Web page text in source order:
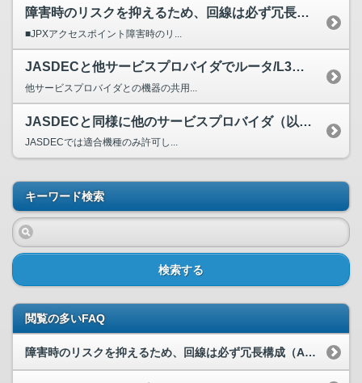
障害時のリスクを抑えるため、回線は必ず冗長構成（AP、1系/2系など）にしなければなりませんか。各サービスプロバイダ（JPX、JASDEC、TFX）それぞれどのような構成が可能か教えてください。
■JPXアクセスポイント障害時のリ...
JASDECと他サービスプロバイダでルータ/L3スイッチを共用することは可能ですか。
他サービスプロバイダとの機器の共用...
JASDECと同様に他のサービスプロバイダ（以下、SP）に関しても、推奨しているルータ/L3スイッチはありますか。
JASDECでは適合機種のみ許可し...
キーワード検索
検索する
閲覧の多いFAQ
障害時のリスクを抑えるため、回線は必ず冗長構成（AP、1系/2系など）にしなければなりませんか。各サービスプロバイダ（JPX、JASDEC、TFX）それぞれどのような構成が可能か教えてください。